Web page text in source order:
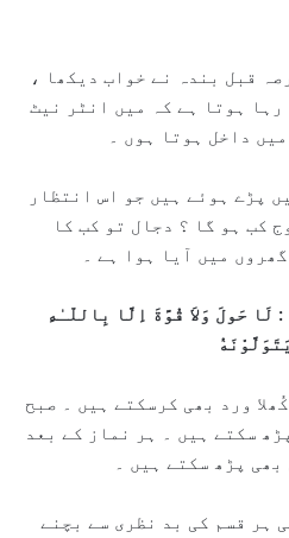
قبل بندہ نے خواب دیکھا ،
رہا ہوتا ہے کہ میں انٹر نیٹ
داخل ہوتا ہوں ۔
پڑے ہوئے ہیں جو اس انتظار
کب ہو گا ؟ دجال تو کب کا
میں آیا ہوا ہے ۔
: لَا حَولَ وَلاَ قُوَّةَ اِلَّا بِاللّـٰهِ
ورد بھی کرسکتے ہیں ۔ صبح
سکتے ہیں ۔ ہر نماز کے بعد
پڑھ سکتے ہیں ۔
ہر قسم کی بد نظری سے بچنے